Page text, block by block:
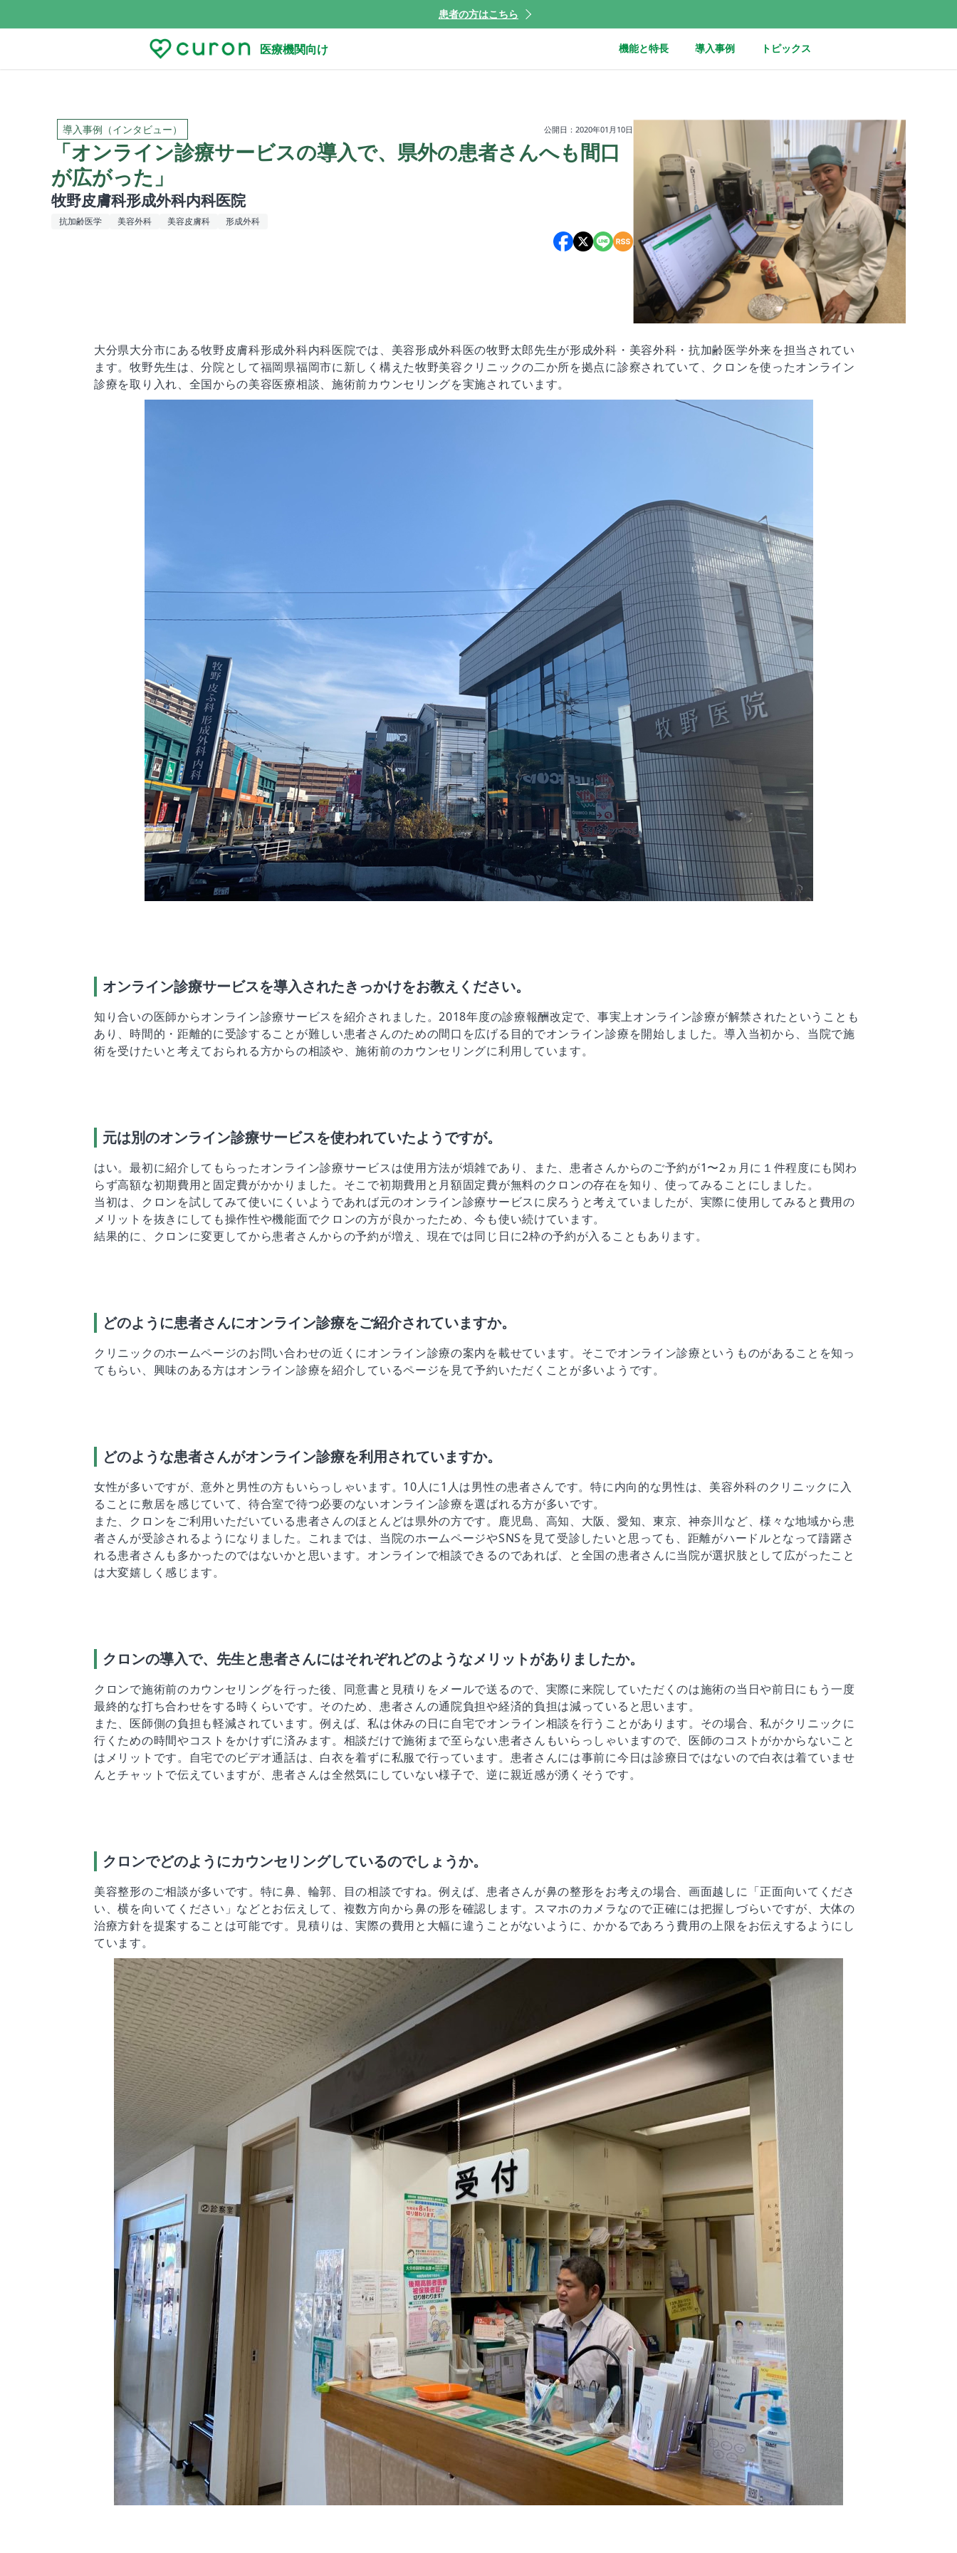
患者の方はこちら
医療機関向け 機能と特長 導入事例 トピックス
導入事例（インタビュー） 公開日：2020年01月10日
「オンライン診療サービスの導入で、県外の患者さんへも間口
が広がった」
牧野皮膚科形成外科内科医院
抗加齢医学 美容外科 美容皮膚科 形成外科
大分県大分市にある牧野皮膚科形成外科内科医院では、美容形成外科医の牧野太郎先生が形成外科・美容外科・抗加齢医学外来を担当されてい
ます。牧野先生は、分院として福岡県福岡市に新しく構えた牧野美容クリニックの二か所を拠点に診察されていて、クロンを使ったオンライン
診療を取り入れ、全国からの美容医療相談、施術前カウンセリングを実施されています。
オンライン診療サービスを導入されたきっかけをお教えください。
知り合いの医師からオンライン診療サービスを紹介されました。2018年度の診療報酬改定で、事実上オンライン診療が解禁されたということも
あり、時間的・距離的に受診することが難しい患者さんのための間口を広げる目的でオンライン診療を開始しました。導入当初から、当院で施
術を受けたいと考えておられる方からの相談や、施術前のカウンセリングに利用しています。
元は別のオンライン診療サービスを使われていたようですが。
はい。最初に紹介してもらったオンライン診療サービスは使用方法が煩雑であり、また、患者さんからのご予約が1〜2ヵ月に１件程度にも関わ
らず高額な初期費用と固定費がかかりました。そこで初期費用と月額固定費が無料のクロンの存在を知り、使ってみることにしました。
当初は、クロンを試してみて使いにくいようであれば元のオンライン診療サービスに戻ろうと考えていましたが、実際に使用してみると費用の
メリットを抜きにしても操作性や機能面でクロンの方が良かったため、今も使い続けています。
結果的に、クロンに変更してから患者さんからの予約が増え、現在では同じ日に2枠の予約が入ることもあります。
どのように患者さんにオンライン診療をご紹介されていますか。
クリニックのホームページのお問い合わせの近くにオンライン診療の案内を載せています。そこでオンライン診療というものがあることを知っ
てもらい、興味のある方はオンライン診療を紹介しているページを見て予約いただくことが多いようです。
どのような患者さんがオンライン診療を利用されていますか。
女性が多いですが、意外と男性の方もいらっしゃいます。10人に1人は男性の患者さんです。特に内向的な男性は、美容外科のクリニックに入
ることに敷居を感じていて、待合室で待つ必要のないオンライン診療を選ばれる方が多いです。
また、クロンをご利用いただいている患者さんのほとんどは県外の方です。鹿児島、高知、大阪、愛知、東京、神奈川など、様々な地域から患
者さんが受診されるようになりました。これまでは、当院のホームページやSNSを見て受診したいと思っても、距離がハードルとなって躊躇さ
れる患者さんも多かったのではないかと思います。オンラインで相談できるのであれば、と全国の患者さんに当院が選択肢として広がったこと
は大変嬉しく感じます。
クロンの導入で、先生と患者さんにはそれぞれどのようなメリットがありましたか。
クロンで施術前のカウンセリングを行った後、同意書と見積りをメールで送るので、実際に来院していただくのは施術の当日や前日にもう一度
最終的な打ち合わせをする時くらいです。そのため、患者さんの通院負担や経済的負担は減っていると思います。
また、医師側の負担も軽減されています。例えば、私は休みの日に自宅でオンライン相談を行うことがあります。その場合、私がクリニックに
行くための時間やコストをかけずに済みます。相談だけで施術まで至らない患者さんもいらっしゃいますので、医師のコストがかからないこと
はメリットです。自宅でのビデオ通話は、白衣を着ずに私服で行っています。患者さんには事前に今日は診療日ではないので白衣は着ていませ
んとチャットで伝えていますが、患者さんは全然気にしていない様子で、逆に親近感が湧くそうです。
クロンでどのようにカウンセリングしているのでしょうか。
美容整形のご相談が多いです。特に鼻、輪郭、目の相談ですね。例えば、患者さんが鼻の整形をお考えの場合、画面越しに「正面向いてくださ
い、横を向いてください」などとお伝えして、複数方向から鼻の形を確認します。スマホのカメラなので正確には把握しづらいですが、大体の
治療方針を提案することは可能です。見積りは、実際の費用と大幅に違うことがないように、かかるであろう費用の上限をお伝えするようにし
ています。